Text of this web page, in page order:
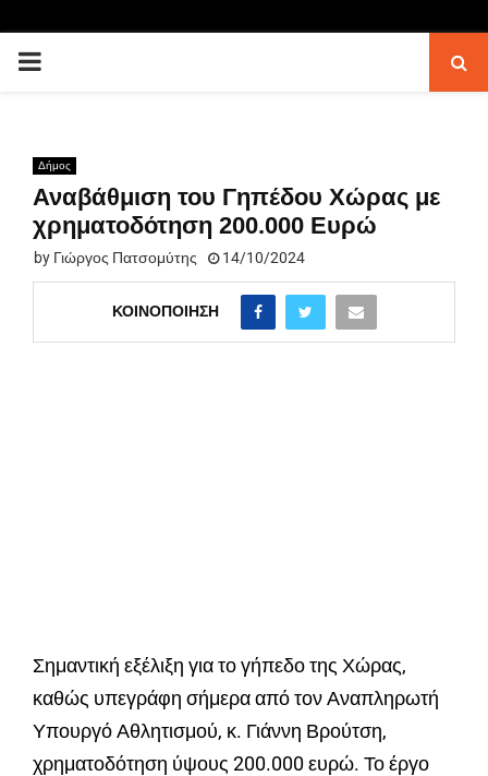
PRIMARY
Δήμος
Αναβάθμιση του Γηπέδου Χώρας με
χρηματοδότηση 200.000 Ευρώ
by Γιώργος Πατσομύτης 14/10/2024
ΚΟΙΝΟΠΟΊΗΣΗ
Σημαντική εξέλιξη για το γήπεδο της Χώρας,
καθώς υπεγράφη σήμερα από τον Αναπληρωτή
Υπουργό Αθλητισμού, κ. Γιάννη Βρούτση,
χρηματοδότηση ύψους 200.000 ευρώ. Το έργο